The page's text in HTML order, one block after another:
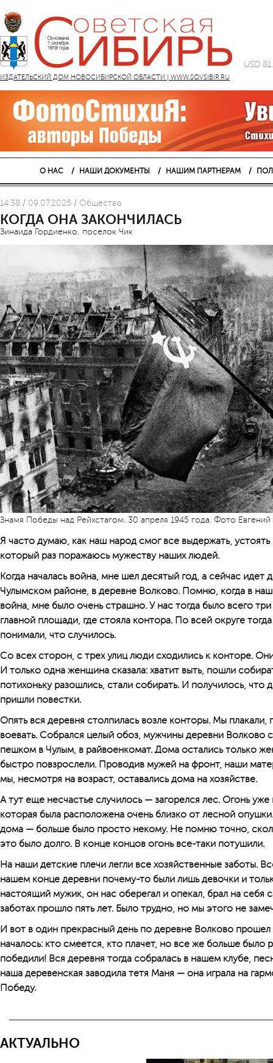
ИЗДАТЕЛЬСКИЙ ДОМ НОВОСИБИРСКОЙ ОБЛАСТИ | WWW.SOVSIBIR.RU
USD
О НАС НАШИ ДОКУМЕНТЫ НАШИМ ПАРТНЕРАМ
14:38 / 09.07.2025 / Общество
КОГДА ОНА ЗАКОНЧИЛАСЬ
Зинаида Гордиенко, поселок Чик
Знамя Победы над Рейхстагом. 30 апреля 1945 года. Фото Евгений
Я часто думаю, как наш народ смог все выдержать,
который раз поражаюсь мужеству наших людей.
Когда началась война, мне шел десятый год, а сейчас идет
Чулымском районе, в деревне Волково. Помню, когда в
война, мне было очень страшно. У нас тогда было всего
главной площади, где стояла контора. По всей округе
понимали, что случилось.
Со всех сторон, с трех улиц люди сходились к конторе.
И только одна женщина сказала: хватит выть, пошли
потихоньку разошлись, стали собирать. И получилось, что
пришли повестки.
Опять вся деревня столпилась возле конторы. Мы плакали,
воевать. Собрался целый обоз, мужчины деревни Волково
пешком в Чулым, в райвоенкомат. Дома остались только
быстро повзрослели. Проводив мужей на фронт, наши
мы, несмотря на возраст, оставались дома на хозяйстве.
А тут еще несчастье случилось — загорелся лес. Огонь
которая была расположена очень близко от лесной
дома — больше было просто некому. Не помню точно,
это было долго. В конце концов огонь все-таки потушили.
На наши детские плечи легли все хозяйственные заботы.
нашем конце деревни почему-то были лишь девочки и
настоящий мужик, он нас оберегал и опекал, брал на себя
заботах прошло пять лет. Было трудно, но мы этого не
И вот в один прекрасный день по деревне Волково прошел
началось: кто смеется, кто плачет, но все же больше
победили! Вся деревня тогда собралась в нашем клубе,
наша деревенская заводила тетя Маня — она играла на
Победу.
АКТУАЛЬНО